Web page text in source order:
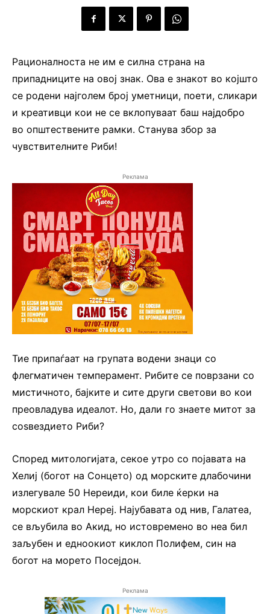
Рационалноста не им е силна страна на
припадниците на овој знак. Ова е знакот во којшто
се родени најголем број уметници, поети, сликари
и креативци кои не се вклопуваат баш најдобро
во општествените рамки. Станува збор за
чувствителните Риби!
Реклама
Тие припаѓаат на групата водени знаци со
флегматичен темперамент. Рибите се поврзани со
мистичното, бајките и сите други светови во кои
преовладува идеалот. Но, дали го знаете митот за
соѕвездието Риби?
Според митологијата, секое утро со појавата на
Хелиј (богот на Сонцето) од морските длабочини
излегувале 50 Нереиди, кои биле ќерки на
морскиот крал Нереј. Најубавата од нив, Галатеа,
се вљубила во Акид, но истовремено во неа бил
заљубен и едноокиот киклоп Полифем, син на
богот на морето Посејдон.
Реклама